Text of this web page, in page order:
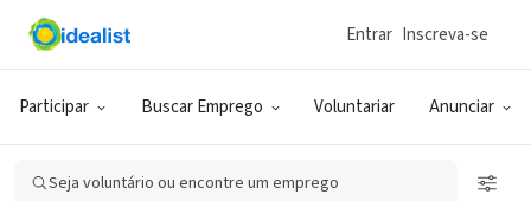
Participar Buscar Emprego Voluntariar Anunciar
Entrar Inscreva-se
Seja voluntário ou encontre um emprego
ONG (SETOR SOCIAL)
LA Community Alliance (LACA)